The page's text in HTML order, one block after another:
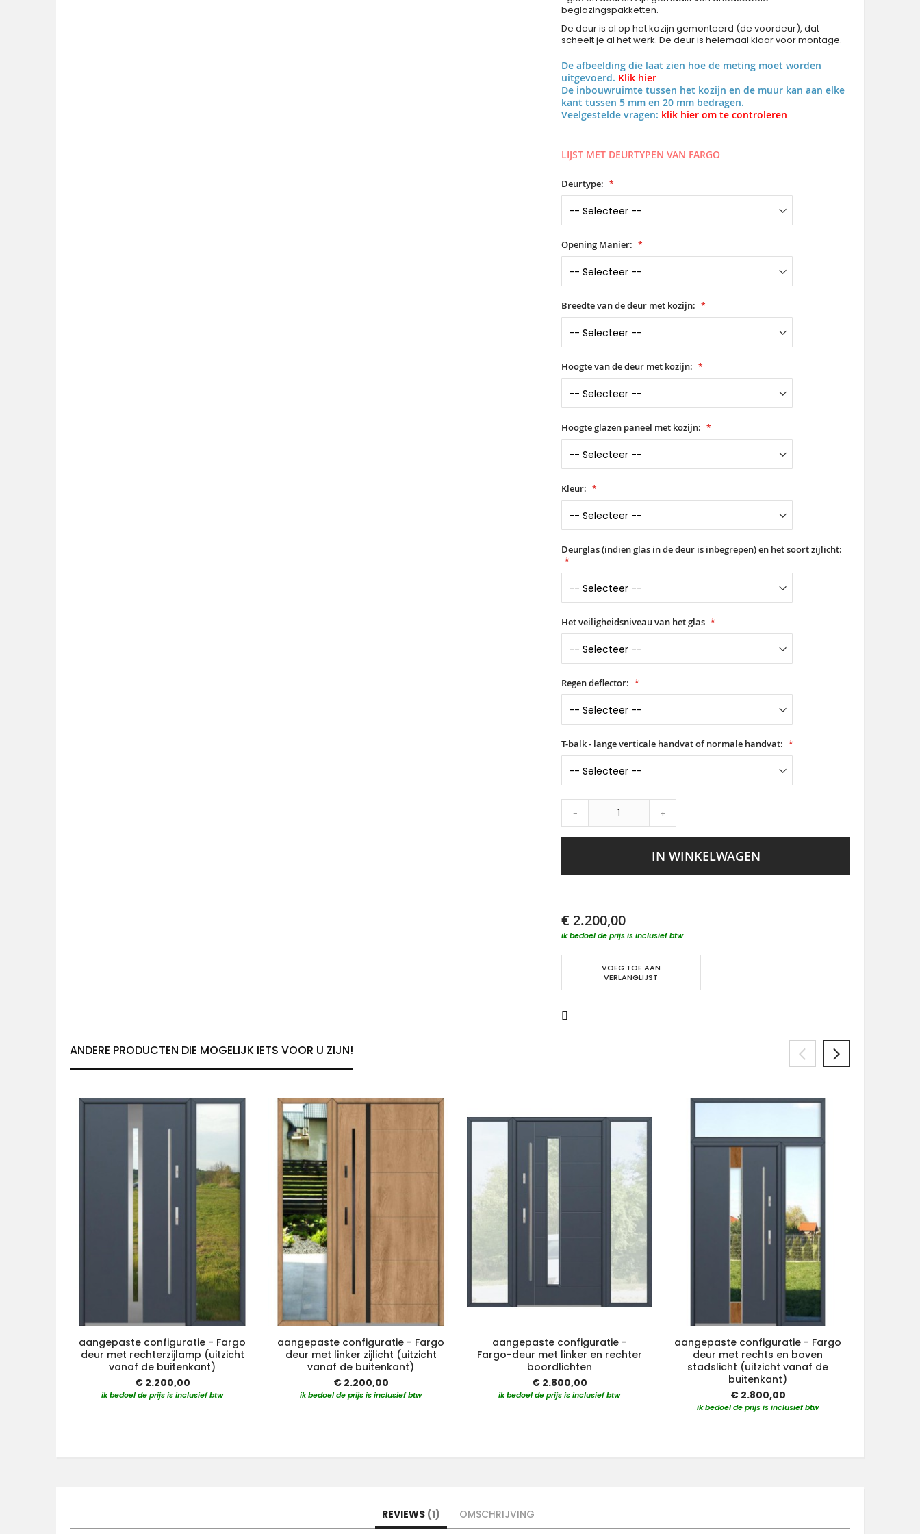
beglazingspakketten.
De deur is al op het kozijn gemonteerd (de voordeur), dat
scheelt je al het werk. De deur is helemaal klaar voor montage.
De afbeelding die laat zien hoe de meting moet worden
uitgevoerd. Klik hier
De inbouwruimte tussen het kozijn en de muur kan aan elke
kant tussen 5 mm en 20 mm bedragen.
Veelgestelde vragen: klik hier om te controleren
LIJST MET DEURTYPEN VAN FARGO
Deurtype:
Opening Manier:
Breedte van de deur met kozijn:
Hoogte van de deur met kozijn:
Hoogte glazen paneel met kozijn:
Kleur:
Deurglas (indien glas in de deur is inbegrepen) en het soort zijlicht:
Het veiligheidsniveau van het glas
Regen deflector:
T-balk - lange verticale handvat of normale handvat:
- +
IN WINKELWAGEN
€ 2.200,00
ik bedoel de prijs is inclusief btw
VOEG TOE AAN
VERLANGLIJST
ANDERE PRODUCTEN DIE MOGELIJK IETS VOOR U ZIJN!
aangepaste configuratie - Fargo
deur met rechterzijlamp (uitzicht
vanaf de buitenkant)
€ 2.200,00
ik bedoel de prijs is inclusief btw
aangepaste configuratie - Fargo
deur met linker zijlicht (uitzicht
vanaf de buitenkant)
€ 2.200,00
ik bedoel de prijs is inclusief btw
aangepaste configuratie -
Fargo-deur met linker en rechter
boordlichten
€ 2.800,00
ik bedoel de prijs is inclusief btw
aangepaste configuratie - Fargo
deur met rechts en boven
stadslicht (uitzicht vanaf de
buitenkant)
€ 2.800,00
ik bedoel de prijs is inclusief btw
REVIEWS 1 OMSCHRIJVING